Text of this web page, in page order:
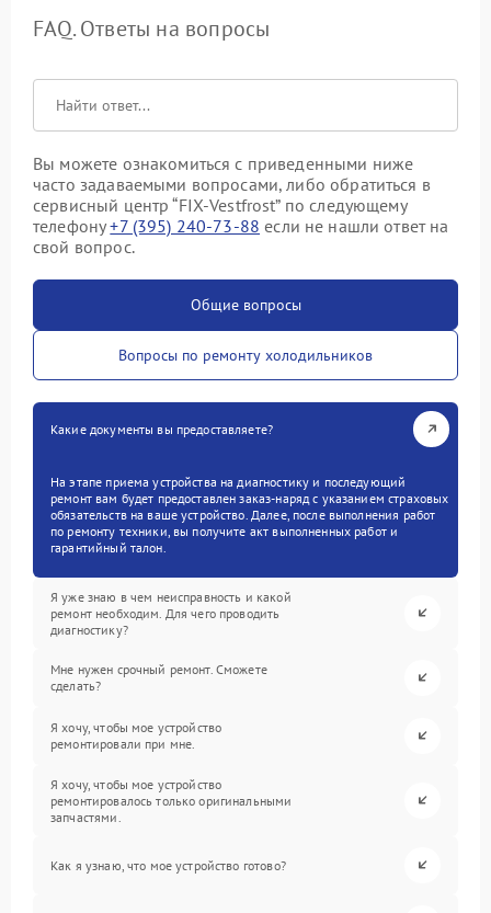
FAQ. Ответы на вопросы
Вы можете ознакомиться с приведенными ниже
часто задаваемыми вопросами, либо обратиться в
сервисный центр “FIX-Vestfrost” по следующему
телефону+7 (395) 240-73-88 если не нашли ответ на
свой вопрос.
Общие вопросы
Вопросы по ремонту холодильников
Какие документы вы предоставляете?
На этапе приема устройства на диагностику и последующий
ремонт вам будет предоставлен заказ-наряд с указанием страховых
обязательств на ваше устройство. Далее, после выполнения работ
по ремонту техники, вы получите акт выполненных работ и
гарантийный талон.
Я уже знаю в чем неисправность и какой
ремонт необходим. Для чего проводить
диагностику?
Мне нужен срочный ремонт. Сможете
сделать?
Я хочу, чтобы мое устройство
ремонтировали при мне.
Я хочу, чтобы мое устройство
ремонтировалось только оригинальными
запчастями.
Как я узнаю, что мое устройство готово?